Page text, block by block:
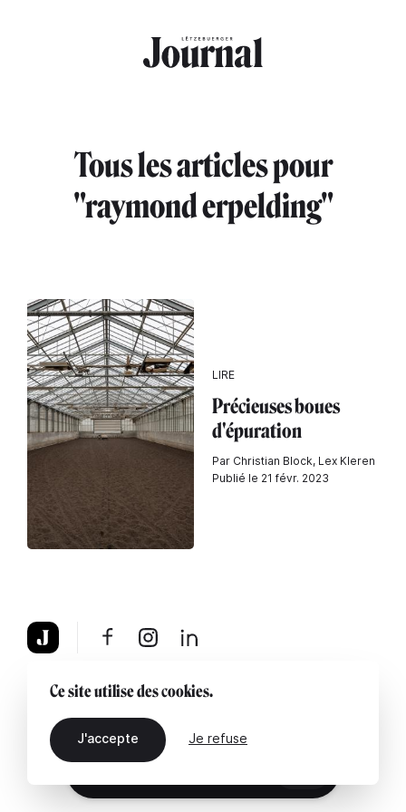
Tous les articles pour
"raymond erpelding"
LIRE
Précieuses boues
d'épuration
Par Christian Block, Lex Kleren
Publié le 21 févr. 2023
À propos Mentions légales Contactez-nous
Ce site utilise des cookies.
J'accepte Je refuse